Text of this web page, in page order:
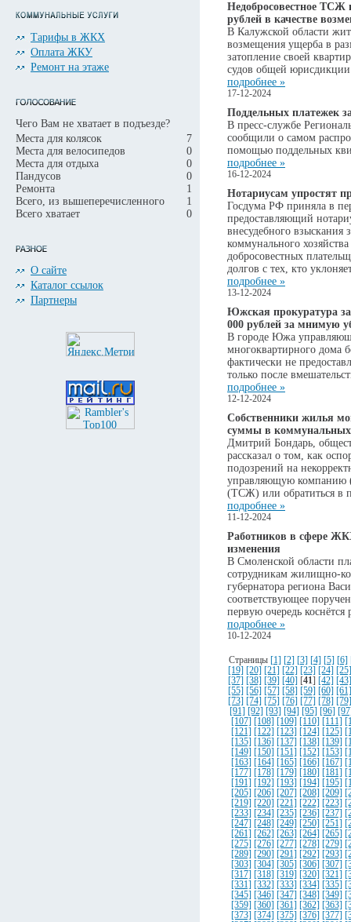
Тарифы в ЖКХ
Оплата ЖКУ
Ремонт на этаже
Чего Вам не хватает в подъезде?
Места для колясок
7
Места для велосипедов
0
Места для отдыха
0
Пандусов
0
Ремонта
1
Всего, из вышеперечисленного
1
Всего хватает
0
О сайте
Каталог ссылок
Партнеры
Недобросовестное ТСЖ
рублей в качестве
В Калужской области
возмещения ущерба в
затопление своей
судов общей юрисдикции
подробнее »
17-12-2024
Поддельных платежек
В пресс-службе
сообщили о самом
помощью поддельных
подробнее »
16-12-2024
Нотариусам упростят
Госдума РФ приняла в
предоставляющий
внесудебного
коммунального
добросовестных
долгов с тех, кто
подробнее »
13-12-2024
Южская прокуратура
000 рублей за мнимую
В городе Южа
многоквартирного дома
фактически не
только после
подробнее »
12-12-2024
Собственники жилья
суммы в
Дмитрий Бондарь,
рассказал о том, как
подозрений на
управляющую компанию
(ТСЖ) или обратиться в
подробнее »
11-12-2024
Работников в сфере
изменения
В Смоленской области
сотрудникам жилищно-
губернатора региона
соответствующее
первую очередь
подробнее »
10-12-2024
Страницы [1] [2] [3] [4] [5] [6]
[19]
[20] [21] [22] [23] [24]
[25]
[37]
[38] [39] [40] 41 [42]
[43]
[55]
[56] [57] [58] [59] [60]
[61]
[73]
[74] [75] [76] [77] [78]
[79]
[91]
[92] [93] [94] [95] [96]
[107]
[108] [109] [110] [111]
[121]
[122] [123] [124] [125]
[135]
[136] [137] [138] [139]
[149]
[150] [151] [152] [153]
[163]
[164] [165] [166] [167]
[177]
[178] [179] [180] [181]
[191]
[192] [193] [194] [195]
[205]
[206] [207] [208] [209]
[219]
[220] [221] [222] [223]
[233]
[234] [235] [236] [237]
[247]
[248] [249] [250] [251]
[261]
[262] [263] [264] [265]
[275]
[276] [277] [278] [279]
[289]
[290] [291] [292] [293]
[303]
[304] [305] [306] [307]
[317]
[318] [319] [320] [321]
[331]
[332] [333] [334] [335]
[345]
[346] [347] [348] [349]
[359]
[360] [361] [362] [363]
[373]
[374] [375] [376] [377]